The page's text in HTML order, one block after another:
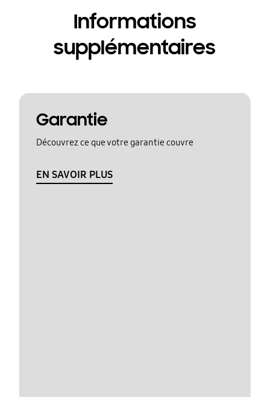
Informations
supplémentaires
Garantie
Découvrez ce que votre garantie couvre
EN SAVOIR PLUS